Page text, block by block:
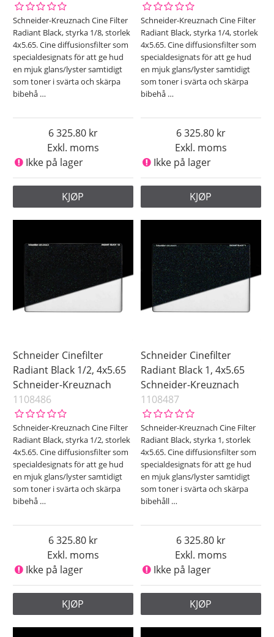
Schneider-Kreuznach Cine Filter
Radiant Black, styrka 1/8, storlek
4x5.65. Cine diffusionsfilter som
specialdesignats för att ge hud
en mjuk glans/lyster samtidigt
som toner i svärta och skärpa
bibehå …
Exkl. moms
6 325.80
Ikke på lager
KJØP
Schneider-Kreuznach Cine Filter
Radiant Black, styrka 1/4, storlek
4x5.65. Cine diffusionsfilter som
specialdesignats för att ge hud
en mjuk glans/lyster samtidigt
som toner i svärta och skärpa
bibehå …
Exkl. moms
6 325.80
Ikke på lager
KJØP
Schneider Cinefilter
Radiant Black 1/2, 4x5.65
Schneider-Kreuznach
1108486
Schneider-Kreuznach Cine Filter
Radiant Black, styrka 1/2, storlek
4x5.65. Cine diffusionsfilter som
specialdesignats för att ge hud
en mjuk glans/lyster samtidigt
som toner i svärta och skärpa
bibehå …
Exkl. moms
6 325.80
Ikke på lager
KJØP
Schneider Cinefilter
Radiant Black 1, 4x5.65
Schneider-Kreuznach
1108487
Schneider-Kreuznach Cine Filter
Radiant Black, styrka 1, storlek
4x5.65. Cine diffusionsfilter som
specialdesignats för att ge hud
en mjuk glans/lyster samtidigt
som toner i svärta och skärpa
bibehåll …
Exkl. moms
6 325.80
Ikke på lager
KJØP